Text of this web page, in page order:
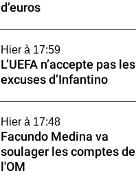
d’euros
Hier à 17:59
L’UEFA n’accepte pas les
excuses d’Infantino
Hier à 17:48
Facundo Medina va
soulager les comptes de
l'OM